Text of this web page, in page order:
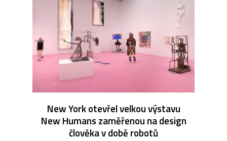
New York otevřel velkou výstavu
New Humans zaměřenou na design
člověka v době robotů